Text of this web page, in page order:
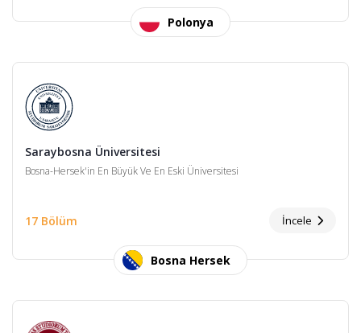
Polonya
Saraybosna Üniversitesi
Bosna-Hersek'in En Büyük Ve En Eski Üniversitesi
17 Bölüm İncele
Bosna Hersek